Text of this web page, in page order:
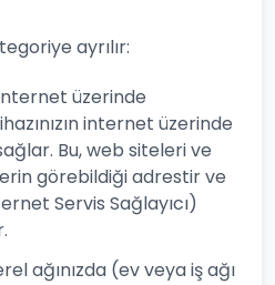
ayrılır:
üzerinde
internet üzerinde
Bu, web siteleri ve
görebildiği adrestir ve
Servis Sağlayıcı)
ağınızda (ev veya iş ağı